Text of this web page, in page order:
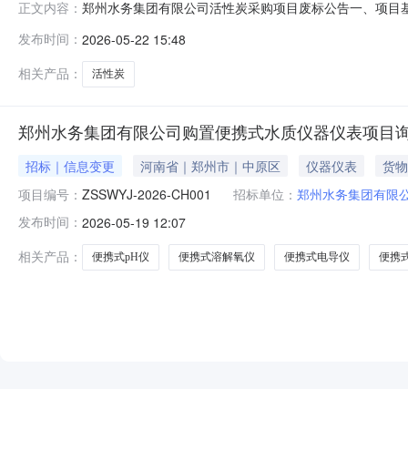
正文内容： 郑州水务集团有限公司活性炭采购项目废标公告一、项
标处理。三、公告发布媒介：本次公告在《中国招标投
询问，请按以下
发布时间： 2026-05-22 15:48
相关产品：
活性炭
郑州水务集团有限公司购置便携式水质仪器仪表项目
招标｜信息变更 河南省｜郑州市｜中原区 仪器仪表
货物
项目编号： ZSSWYJ-2026-CH001 招标单位： 郑州水务集团有限
发布时间： 2026-05-19 12:07
相关产品：
便携式pH仪 便携式溶解氧仪 便携式电导仪 便携